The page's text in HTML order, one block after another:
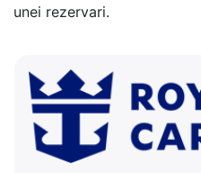
unei rezervari.